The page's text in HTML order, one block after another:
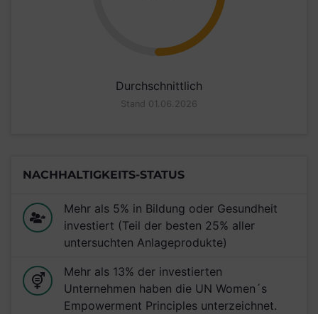
Durchschnittlich
Stand 01.06.2026
NACHHALTIGKEITS-STATUS
Mehr als 5% in Bildung oder Gesundheit
investiert (Teil der besten 25% aller
untersuchten Anlageprodukte)
Mehr als 13% der investierten
Unternehmen haben die UN Women´s
Empowerment Principles unterzeichnet.